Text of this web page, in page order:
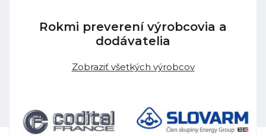
Rokmi preverení výrobcovia a
dodávatelia
Zobraziť všetkých výrobcov